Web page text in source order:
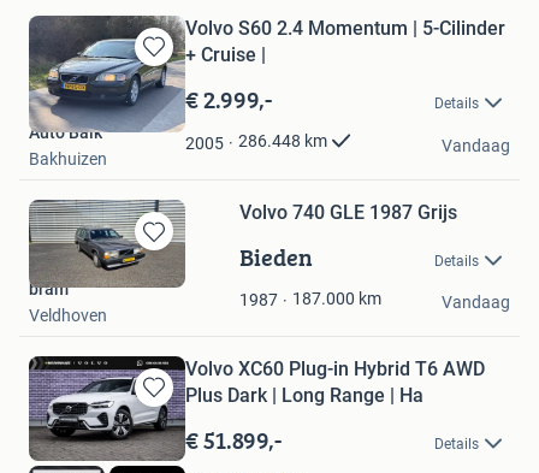
Bewaren
in
Mijn
Favorieten
Volvo S60 2.4 Momentum | 5-Cilinder
+ Cruise |
€ 2.999,- Details
2005 286.448 km
Auto Balk
Bakhuizen
Vandaag
Bewaren
in
Volvo 740 GLE 1987 Grijs
Bieden Details
1987 187.000 km
bram
Veldhoven
Vandaag
Bewaren
in
Mijn
Volvo XC60 Plug-in Hybrid T6 AWD
Plus Dark | Long Range | Ha
€ 51.899,- Details